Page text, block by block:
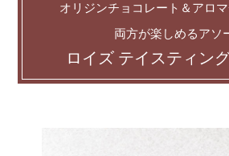
オリジンチョコレート＆アロ
両方が楽しめるアソ
ロイズ テイスティン